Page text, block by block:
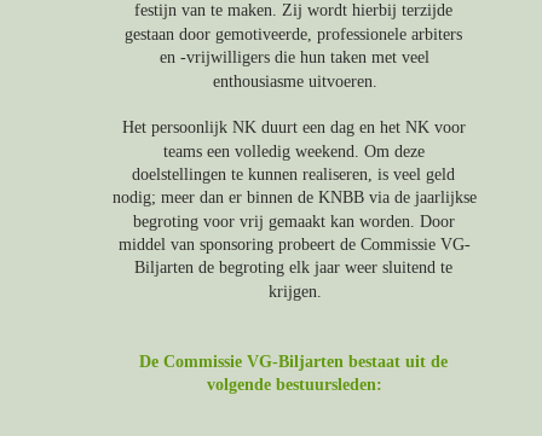
festijn van te maken. Zij wordt hierbij terzijde
gestaan door gemotiveerde, professionele arbiters
en -vrijwilligers die hun taken met veel
enthousiasme uitvoeren.
Het persoonlijk NK duurt een dag en het NK voor
teams een volledig weekend. Om deze
doelstellingen te kunnen realiseren, is veel geld
nodig; meer dan er binnen de KNBB via de jaarlijkse
begroting voor vrij gemaakt kan worden. Door
middel van sponsoring probeert de Commissie VG-
Biljarten de begroting elk jaar weer sluitend te
krijgen.
De Commissie VG-Biljarten bestaat uit de
volgende bestuursleden: